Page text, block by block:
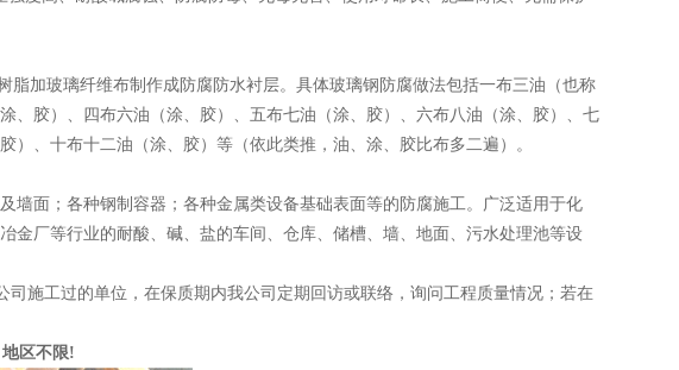
脂加玻璃纤维布制作成防腐防水衬层。具体玻璃钢防腐做法包括一布三油（也称
、胶）、四布六油（涂、胶）、五布七油（涂、胶）、六布八油（涂、胶）、七
）、十布十二油（涂、胶）等（依此类推，油、涂、胶比布多二遍）。
墙面；各种钢制容器；各种金属类设备基础表面等的防腐施工。广泛适用于化
金厂等行业的耐酸、碱、盐的车间、仓库、储槽、墙、地面、污水处理池等设
施工过的单位，在保质期内我公司定期回访或联络，询问工程质量情况；若在
区不限!